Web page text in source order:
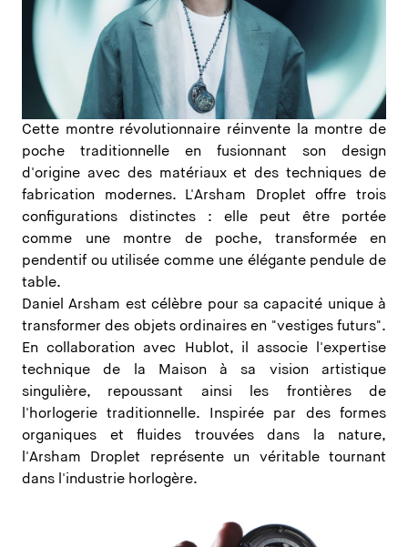
Cette montre révolutionnaire réinvente la montre de
poche traditionnelle en fusionnant son design
d'origine avec des matériaux et des techniques de
fabrication modernes. L'Arsham Droplet offre trois
configurations distinctes : elle peut être portée
comme une montre de poche, transformée en
pendentif ou utilisée comme une élégante pendule de
table.
Daniel Arsham est célèbre pour sa capacité unique à
transformer des objets ordinaires en "vestiges futurs".
En collaboration avec Hublot, il associe l'expertise
technique de la Maison à sa vision artistique
singulière, repoussant ainsi les frontières de
l'horlogerie traditionnelle. Inspirée par des formes
organiques et fluides trouvées dans la nature,
l'Arsham Droplet représente un véritable tournant
dans l'industrie horlogère.